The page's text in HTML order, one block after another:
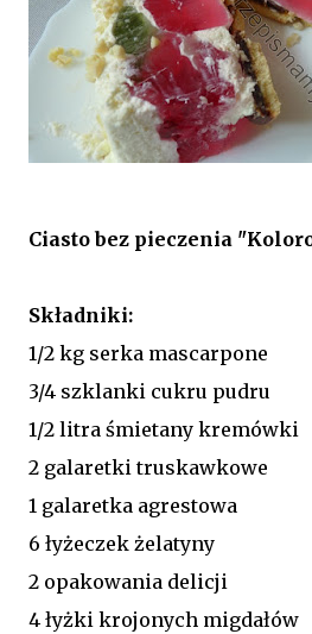
Ciasto bez pieczenia
Składniki:
1/2 kg serka mascarpone
3/4 szklanki cukru pudru
1/2 litra śmietany kremówki
2 galaretki truskawkowe
1 galaretka agrestowa
6 łyżeczek żelatyny
2 opakowania delicji
4 łyżki krojonych migdałów